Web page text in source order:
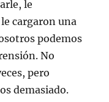
le
cargaron una
podemos
No
pero
demasiado.